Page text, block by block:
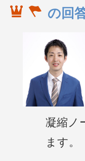
の回
凝縮ノ
ます。